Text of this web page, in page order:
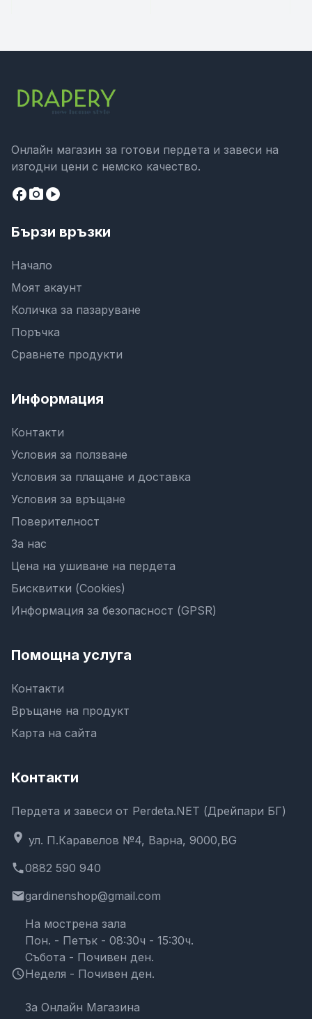
Онлайн магазин за готови пердета и завеси на
изгодни цени с немско качество.
facebookcamera_altplay_circle
Бързи връзки
Начало
Моят акаунт
Количка за пазаруване
Поръчка
Сравнете продукти
Информация
Контакти
Условия за ползване
Условия за плащане и доставка
Условия за връщане
Поверителност
За нас
Цена на ушиване на пердета
Бисквитки (Cookies)
Информация за безопасност (GPSR)
Помощна услуга
Контакти
Връщане на продукт
Карта на сайта
Контакти
Пердета и завеси от Perdeta.NET (Дрейпари БГ)
location_on ул. П.Каравелов №4, Варна, 9000,BG
phone0882 590 940
emailgardinenshop@gmail.com
schedule
На мострена зала
Пон. - Петък - 08:30ч - 15:30ч.
Събота - Почивен ден.
Неделя - Почивен ден.
За Онлайн Магазина